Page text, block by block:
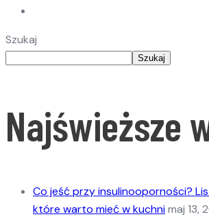
Szukaj
Szukaj
Najświeższe
Co jeść przy insulinooporności?
które warto mieć w kuchnimaj 13,